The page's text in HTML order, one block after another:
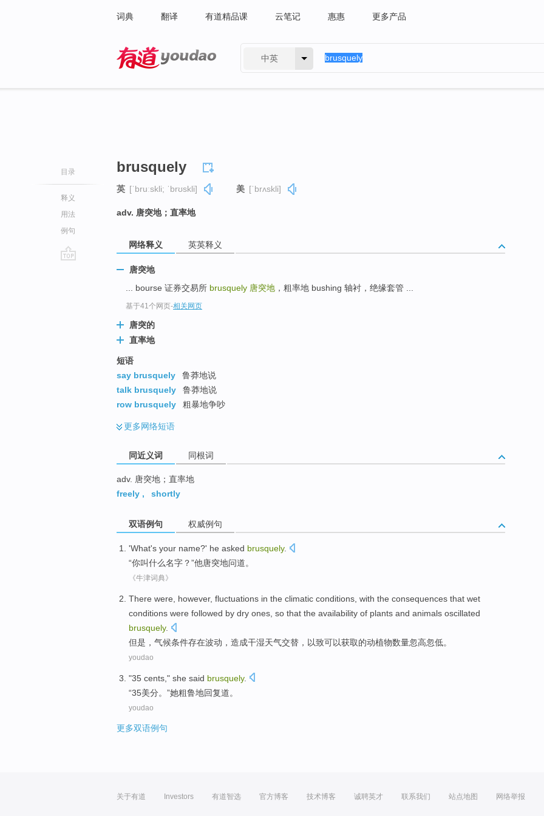
词典 翻译 有道精品课 云笔记 惠惠 更多产品
中英
目录
释义
用法
例句
brusquely
英 [ˈbruːskli; ˈbrʊskli] 美 [ˈbrʌskli]
adv. 唐突地；直率地
网络释义 英英释义
唐突地
... bourse 证券交易所 brusquely 唐突地 ，粗率地 bushing 轴衬，绝缘套管 ...
基于41个网页-相关网页
唐突的
直率地
短语
say brusquely
鲁莽地说
talk brusquely
鲁莽地说
row brusquely
粗暴地争吵
更多网络短语
同近义词 同根词
adv. 唐突地；直率地
freely , shortly
双语例句 权威例句
'What's your name?' he asked brusquely.
“你叫什么名字？”他唐突地问道。
《牛津词典》
There were, however, fluctuations in the climatic conditions , with the consequences that wet
conditions were followed by dry ones, so that the availability of plants and animals oscillated
brusquely.
但是 ， 气候条件存在波动 ， 造成干湿天气交替， 以致可以获取的动植物数量忽高忽低。
youdao
"35 cents ," she said brusquely.
“35美分。”她粗鲁地回复道。
youdao
更多双语例句
关于有道 Investors 有道智选 官方博客 技术博客 诚聘英才 联系我们 站点地图 网络举报